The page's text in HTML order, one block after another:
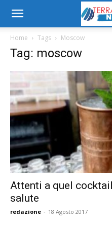
Home Tags Moscow
Tag: moscow
Attenti a quel
salute
redazione - 18 Agosto 2017